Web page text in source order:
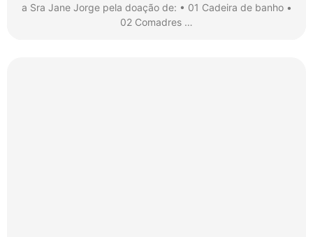
a Sra Jane Jorge pela doação de: • 01 Cadeira de banho •
02 Comadres …